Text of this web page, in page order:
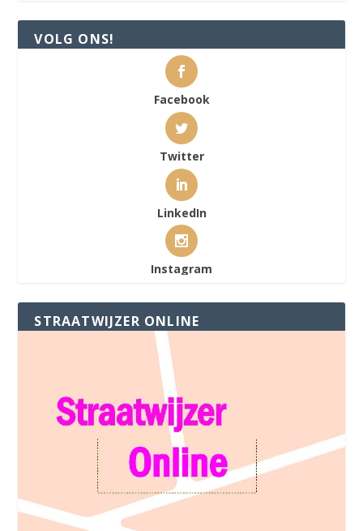
VOLG ONS!
Facebook
Twitter
LinkedIn
Instagram
STRAATWIJZER ONLINE